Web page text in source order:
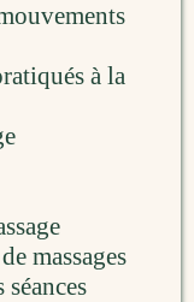
à la
massages